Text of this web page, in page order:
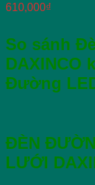
610,000₫
So sánh
DAXINCO
Đường
ĐÈN
LƯỚI